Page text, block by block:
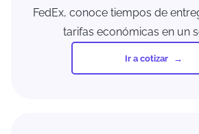
FedEx, conoce tiempos de
tarifas económicas en un
Ir a cotizar